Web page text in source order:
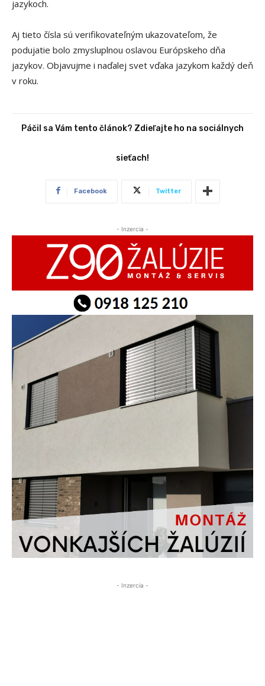
jazykoch.
Aj tieto čísla sú verifikovateľným ukazovateľom, že
podujatie bolo zmysluplnou oslavou Európskeho dňa
jazykov. Objavujme i naďalej svet vďaka jazykom každý deň
v roku.
Páčil sa Vám tento článok? Zdieľajte ho na sociálnych
sieťach!
Facebook Twitter
- Inzercia -
- Inzercia -